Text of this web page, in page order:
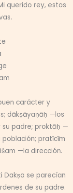
querido rey, estos
carácter y
dākṣāyaṇāḥ —los
su padre; proktāḥ —
pratīcīm
—la dirección.
Dakṣa se parecían
de su padre.